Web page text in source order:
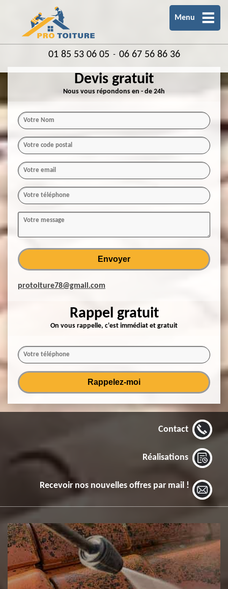
Menu
01 85 53 06 05 - 06 67 56 86 36
Devis gratuit
Nous vous répondons en - de 24h
protoiture78@gmail.com
Rappel gratuit
On vous rappelle, c'est immédiat et gratuit
Contact
Réalisations
Recevoir nos nouvelles offres par mail !